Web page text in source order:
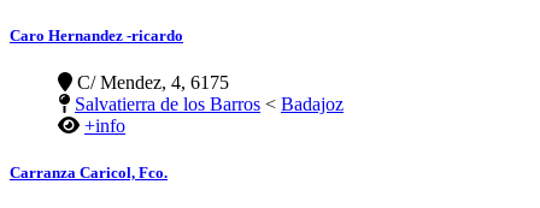
Caro Hernandez -ricardo
C/ Mendez, 4, 6175
Salvatierra de los Barros < Badajoz
+info
Carranza Caricol, Fco.